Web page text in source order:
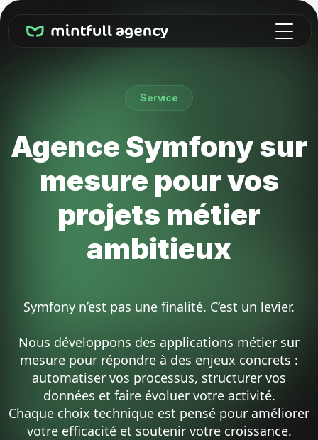
Service
Agence Symfony sur
mesure pour vos
projets métier
ambitieux
Symfony n’est pas une finalité. C’est un levier.
Nous développons des applications métier sur
mesure pour répondre à des enjeux concrets :
automatiser vos processus, structurer vos
données et faire évoluer votre activité.
Chaque choix technique est pensé pour améliorer
votre efficacité et soutenir votre croissance.